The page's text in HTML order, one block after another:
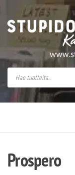
Stupido
Prospero